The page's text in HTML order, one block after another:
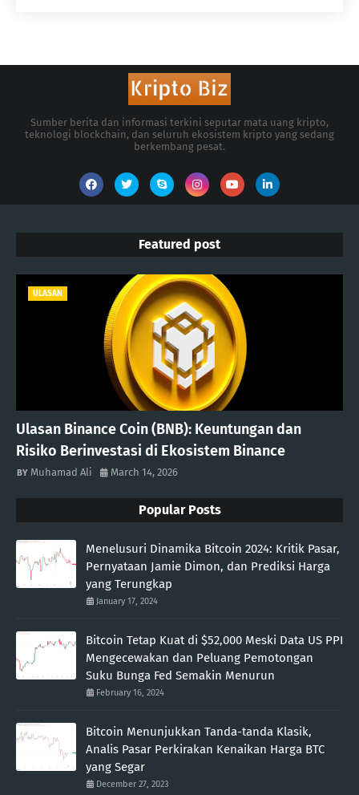
Sumber berita dan informasi terkini seputar mata uang kripto,
teknologi blockchain, dan seluruh ekosistem kripto yang sedang
berkembang pesat.
Featured post
ULASAN
Ulasan Binance Coin (BNB): Keuntungan dan
Risiko Berinvestasi di Ekosistem Binance
Muhamad Ali March 14, 2026
Popular Posts
Menelusuri Dinamika Bitcoin 2024: Kritik Pasar,
Pernyataan Jamie Dimon, dan Prediksi Harga
yang Terungkap
January 17, 2024
Bitcoin Tetap Kuat di $52,000 Meski Data US PPI
Mengecewakan dan Peluang Pemotongan
Suku Bunga Fed Semakin Menurun
February 16, 2024
Bitcoin Menunjukkan Tanda-tanda Klasik,
Analis Pasar Perkirakan Kenaikan Harga BTC
yang Segar
December 27, 2023